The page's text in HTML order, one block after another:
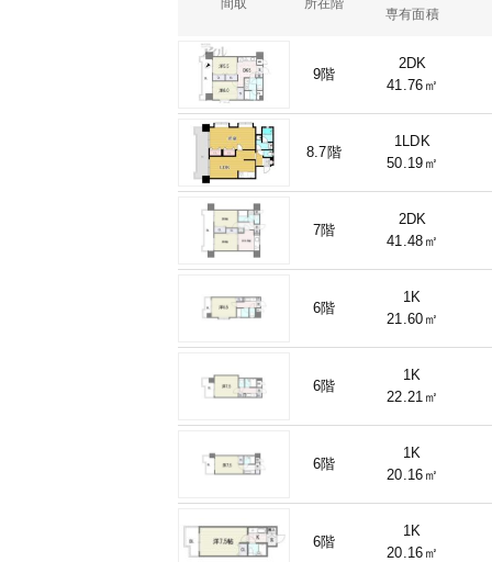
専有面積
9階
2DK
41.76㎡
8.7階
1LDK
50.19㎡
7階
2DK
41.48㎡
6階
1K
21.60㎡
6階
1K
22.21㎡
6階
1K
20.16㎡
6階
1K
20.16㎡